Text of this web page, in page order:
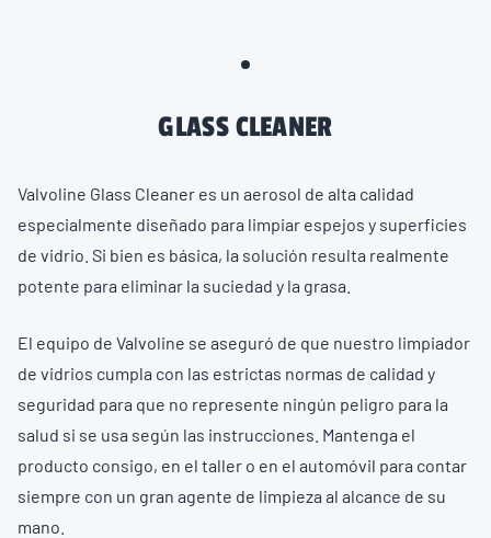
GLASS CLEANER
Valvoline Glass Cleaner es un aerosol de alta calidad
especialmente diseñado para limpiar espejos y superficies
de vidrio. Si bien es básica, la solución resulta realmente
potente para eliminar la suciedad y la grasa.
El equipo de Valvoline se aseguró de que nuestro limpiador
de vidrios cumpla con las estrictas normas de calidad y
seguridad para que no represente ningún peligro para la
salud si se usa según las instrucciones. Mantenga el
producto consigo, en el taller o en el automóvil para contar
siempre con un gran agente de limpieza al alcance de su
mano.